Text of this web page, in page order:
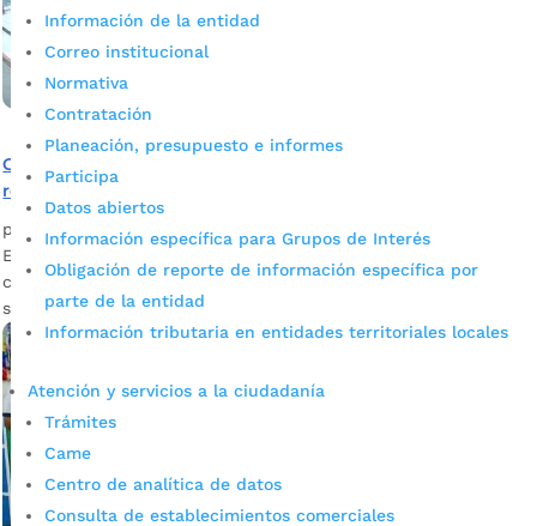
Información de la entidad
Correo institucional
Normativa
Contratación
Planeación, presupuesto e informes
Participa
Datos abiertos
Información específica para Grupos de Interés
Obligación de reporte de información específica por
parte de la entidad
Información tributaria en entidades territoriales locales
Atención y servicios a la ciudadanía
Trámites
Came
Centro de analítica de datos
Consulta de establecimientos comerciales
Colegio INEM y Politécnico ganaron campeonato de
robótica en Perú
por Edgar Augusto Sánchez Dic 1, 2023
Noticias
El grupo de estudiantes y docentes de informática de los
colegios INEM y Politécnico de Bucaramanga participaron en
siete categorías de las cuales lograron traer cuatro medallas.